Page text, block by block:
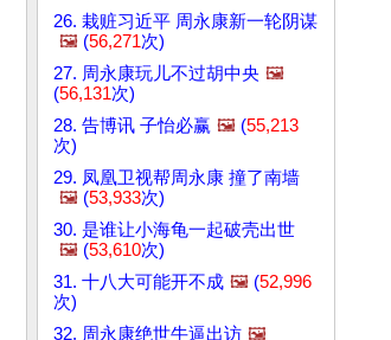
26. 栽赃习近平 周永康新一轮阴谋
🖼️ (56,271次)
27. 周永康玩儿不过胡中央 🖼️
(56,131次)
28. 告博讯 子怡必赢 🖼️ (55,213
次)
29. 凤凰卫视帮周永康 撞了南墙
🖼️ (53,933次)
30. 是谁让小海龟一起破壳出世
🖼️ (53,610次)
31. 十八大可能开不成 🖼️ (52,996
次)
32. 周永康绝世牛逼出访 🖼️